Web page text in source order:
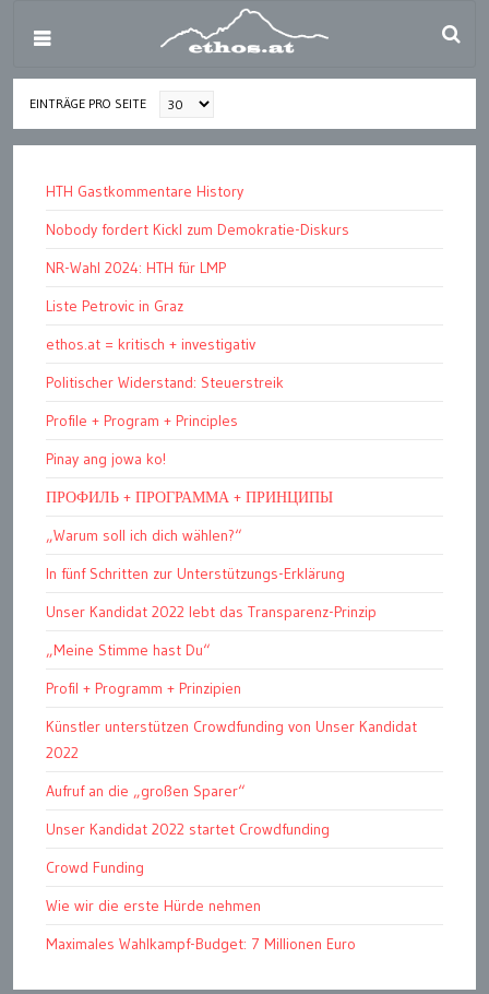
EINTRÄGE PRO SEITE
HTH Gastkommentare History
Nobody fordert Kickl zum Demokratie-Diskurs
NR-Wahl 2024: HTH für LMP
Liste Petrovic in Graz
ethos.at = kritisch + investigativ
Politischer Widerstand: Steuerstreik
Profile + Program + Principles
Pinay ang jowa ko!
ПРОФИЛЬ + ПРОГРАММА + ПРИНЦИПЫ
„Warum soll ich dich wählen?“
In fünf Schritten zur Unterstützungs-Erklärung
Unser Kandidat 2022 lebt das Transparenz-Prinzip
„Meine Stimme hast Du“
Profil + Programm + Prinzipien
Künstler unterstützen Crowdfunding von Unser Kandidat
2022
Aufruf an die „großen Sparer“
Unser Kandidat 2022 startet Crowdfunding
Crowd Funding
Wie wir die erste Hürde nehmen
Maximales Wahlkampf-Budget: 7 Millionen Euro